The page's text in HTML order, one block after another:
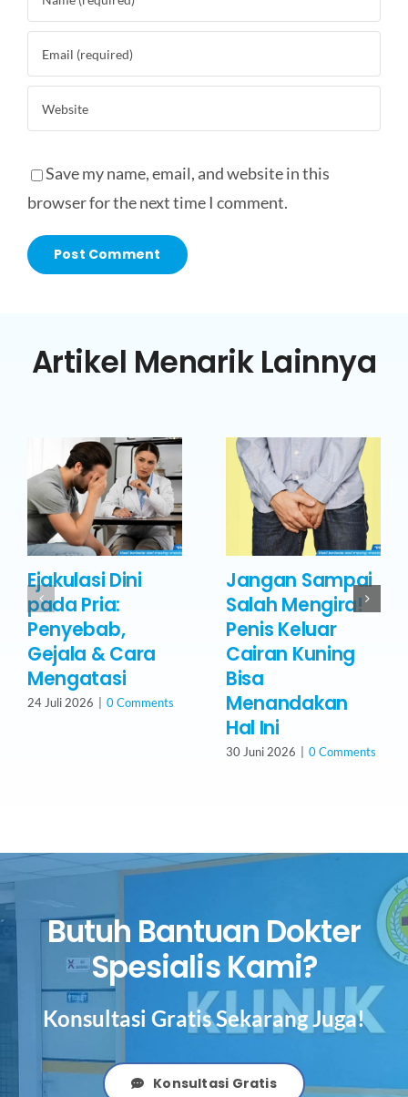
Save my name, email, and website in this
browser for the next time I comment.
Artikel Menarik Lainnya
Ejakulasi Dini
pada Pria:
Penyebab,
Gejala & Cara
Mengatasi
24 Juli 2026 | 0 Comments
Jangan Sampai
Salah Mengira!
Penis Keluar
Cairan Kuning
Bisa
Menandakan
Hal Ini
30 Juni 2026 | 0 Comments
Butuh Bantuan Dokter
Spesialis Kami?
Konsultasi Gratis Sekarang Juga!
Konsultasi Gratis